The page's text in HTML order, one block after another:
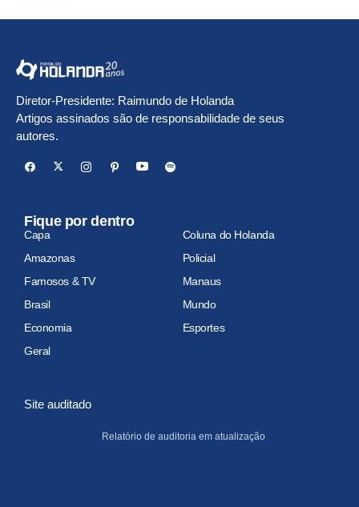
Diretor-Presidente: Raimundo de Holanda
Artigos assinados são de responsabilidade de seus
autores.
Fique por dentro
Capa
Coluna do Holanda
Amazonas
Policial
Famosos & TV
Manaus
Brasil
Mundo
Economia
Esportes
Geral
Site auditado
Relatório de auditoria em atualização